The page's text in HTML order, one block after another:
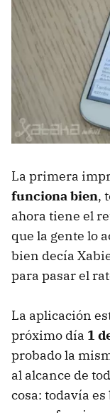
La primera
funciona bien,
ahora tiene el
que la gente lo
bien decía
para pasar el
La aplicación
próximo día 1
probado la
al alcance de
cosa: todavía